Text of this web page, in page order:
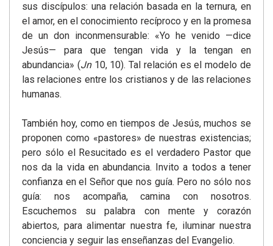
sus discípulos: una relación basada en la ternura, en
el amor, en el conocimiento recíproco y en la promesa
de un don inconmensurable: «Yo he venido —dice
Jesús— para que tengan vida y la tengan en
abundancia» (Jn10, 10). Tal relación es el modelo de
las relaciones entre los cristianos y de las relaciones
humanas.
También hoy, como en tiempos de Jesús, muchos se
proponen como «pastores» de nuestras existencias;
pero sólo el Resucitado es el verdadero Pastor que
nos da la vida en abundancia. Invito a todos a tener
confianza en el Señor que nos guía. Pero no sólo nos
guía: nos acompaña, camina con nosotros.
Escuchemos su palabra con mente y corazón
abiertos, para alimentar nuestra fe, iluminar nuestra
conciencia y seguir las enseñanzas del Evangelio.